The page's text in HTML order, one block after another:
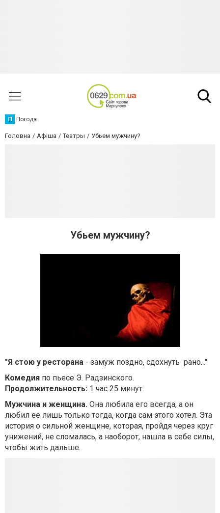
П Погода
Головна Афіша Театры Убьем мужчину?
Убьем мужчину?
"Я стою у ресторана - замуж поздно, сдохнуть рано..."
Комедия по пьесе Э. Радзинского.
Продолжительность: 1 час 25 минут.
Мужчина и женщина. Она любила его всегда, а он
любил ее лишь только тогда, когда сам этого хотел. Эта
история о сильной женщине, которая, пройдя через круг
унижений, не сломалась, а наоборот, нашла в себе силы,
чтобы жить дальше.